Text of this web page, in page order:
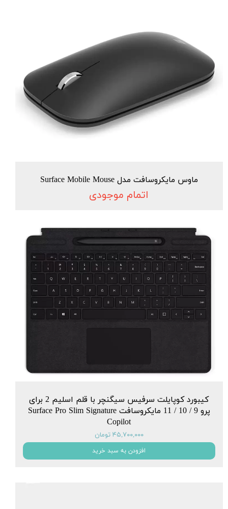
ماوس مایکروسافت مدل Surface Mobile Mouse
اتمام موجودی
کیبورد کوپایلت سرفیس سیگنچر با قلم اسلیم 2 برای
پرو 9 / 10 / 11 مایکروسافت Surface Pro Slim Signature
Copilot
۴۵,۷۰۰,۰۰۰ تومان
افزودن به سبد خرید